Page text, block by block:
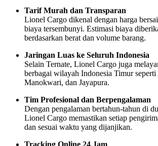
Tarif Murah dan Transparan
Lionel Cargo dikenal dengan harga
biaya tersembunyi. Estimasi biaya
berdasarkan berat dan volume barang.
Jaringan Luas ke Seluruh Indonesia
Selain Ternate, Lionel Cargo juga
berbagai wilayah Indonesia Timur
Manokwari, dan Jayapura.
Tim Profesional dan Berpengalaman
Dengan pengalaman bertahun-tahun di
Lionel Cargo memastikan setiap
dan sesuai waktu yang dijanjikan.